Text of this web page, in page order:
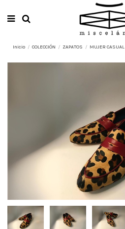
Inicio COLECCIÓN ZAPATOS MUJER CASUAL